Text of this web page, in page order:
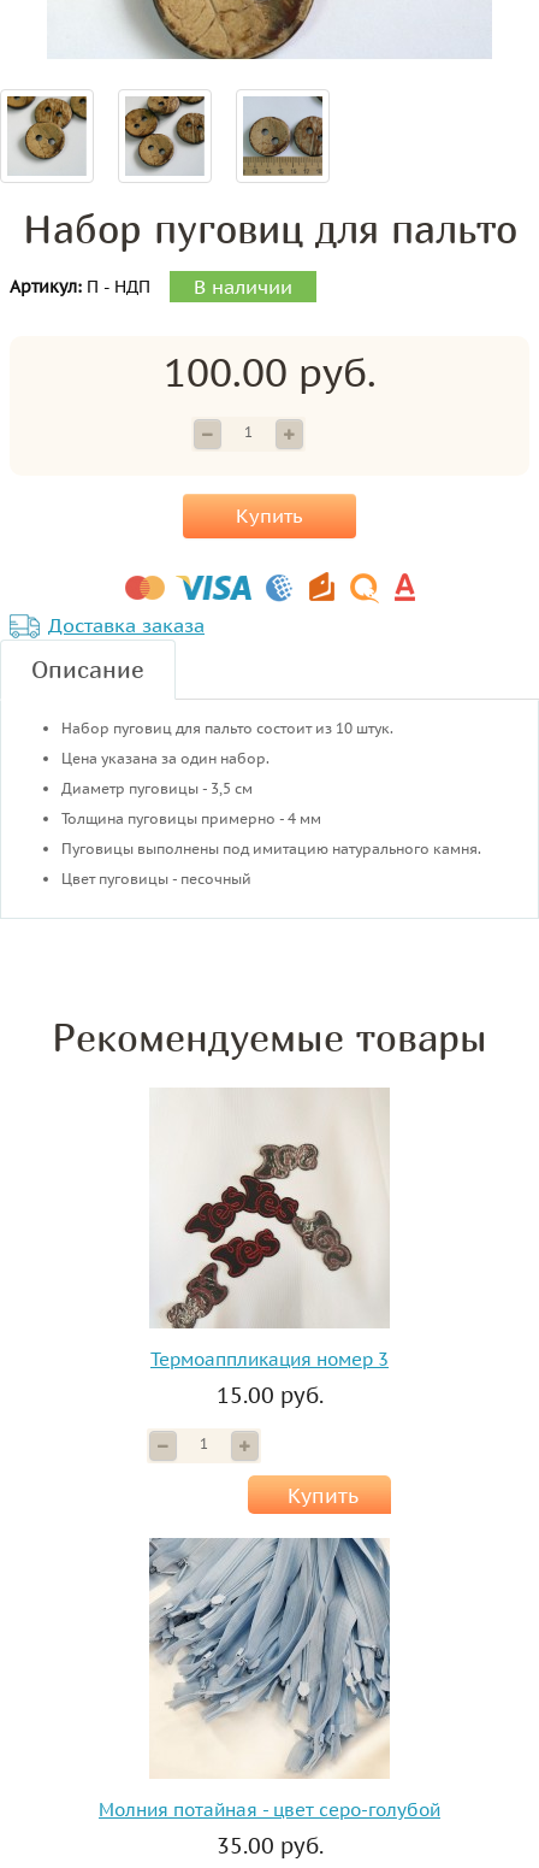
Набор пуговиц для пальто
Артикул: П - НДП В наличии
100.00 руб.
Купить
Доставка заказа
Описание
Набор пуговиц для пальто состоит из 10 штук.
Цена указана за один набор.
Диаметр пуговицы - 3,5 см
Толщина пуговицы примерно - 4 мм
Пуговицы выполнены под имитацию натурального камня.
Цвет пуговицы - песочный
Рекомендуемые товары
Термоаппликация номер 3
15.00 руб.
Купить
Молния потайная - цвет серо-голубой
35.00 руб.